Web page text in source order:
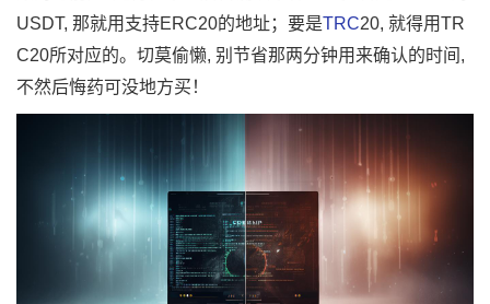
USDT, 那就用支持ERC20的地址；要是TRC20, 就得用TR
C20所对应的。切莫偷懒, 别节省那两分钟用来确认的时间,
不然后悔药可没地方买！